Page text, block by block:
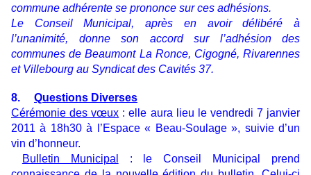
commune adhérente se prononce sur ces adhésions.
Le Conseil Municipal, après en avoir délibéré à
l’unanimité, donne son accord sur l’adhésion des
communes de Beaumont La Ronce, Cigogné, Rivarennes
et Villebourg au Syndicat des Cavités 37.
8.
Questions Diverses
Cérémonie des vœux : elle aura lieu le vendredi 7 janvier
2011 à 18h30 à l’Espace « Beau-Soulage », suivie d’un
vin d’honneur.
Bulletin Municipal
: le Conseil Municipal prend